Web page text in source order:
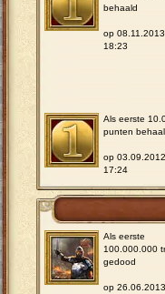
behaald
op
18:23
Als eerste
punten
op
17:24
Als eerste
100.000.000
gedood
op